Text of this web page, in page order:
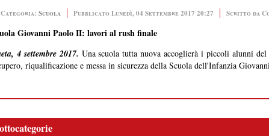
Categoria: Scuola Pubblicato Lunedì, 04 Settembre 2017 20:27 Scritto da
Giovanni Paolo II: lavori al rush finale
4 settembre 2017. Una scuola tutta nuova accoglierà i piccoli alunni
riqualificazione e messa in sicurezza della Scuola dell'Infanzia